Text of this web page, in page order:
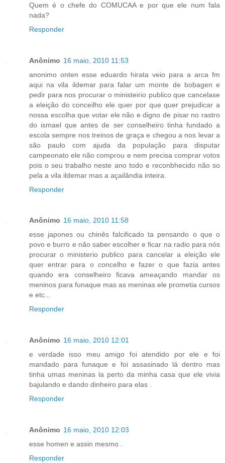
Quem é o chefe do COMUCAA e por que ele num fala
nada?
Responder
Anônimo 16 maio, 2010 11:53
anonimo onten esse eduardo hirata veio para a arca fm
aqui na vila ildemar para falar um monte de bobagen e
pedir para nos procurar o ministeirio publico que cancelase
a eleição do conceilho ele quer por que quer prejudicar a
nossa escolha que votar ele não e digno de pisar no rastro
do ismael que antes de ser conselheiro tinha fundado a
escola sempre nos treinos de graça e chegou a nos levar a
são paulo com ajuda da população para disputar
campeonato ele não comprou e nem precisa comprar votos
pois o seu trabalho neste ano todo e reconbhecido não so
pela a vila ildemar mas a açailândia inteira.
Responder
Anônimo 16 maio, 2010 11:58
esse japones ou chinês falcificado ta pensando o que o
povo e burro e não saber escolher e ficar na radio para nós
procurar o ministerio publico para cancelar a eleição ele
quer entrar para o concelho e fazer o que fazia antes
quando era conselheiro ficava ameaçando mandar os
meninos para funaque mas as meninas ele prometia cursos
e etc...
Responder
Anônimo 16 maio, 2010 12:01
e verdade isso meu amigo foi atendido por ele e foi
mandado para funaque e foi assasinado lá dentro mas
tinha umas meninas la perto da minha casa que ele vivia
bajulando e dando dinheiro para elas .
Responder
Anônimo 16 maio, 2010 12:03
esse homen e assin mesmo .
Responder